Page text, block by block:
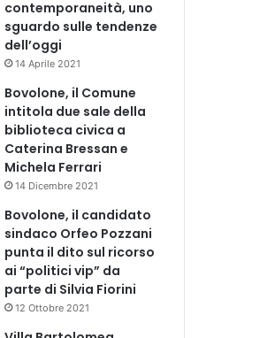
contemporaneità, uno
sguardo sulle tendenze
dell’oggi
14 Aprile 2021
Bovolone, il Comune
intitola due sale della
biblioteca civica a
Caterina Bressan e
Michela Ferrari
14 Dicembre 2021
Bovolone, il candidato
sindaco Orfeo Pozzani
punta il dito sul ricorso
ai “politici vip” da
parte di Silvia Fiorini
12 Ottobre 2021